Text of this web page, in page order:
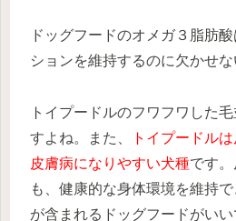
ドッグフードのオメガ３脂肪
ションを維持するのに欠かせな
トイプードルのフワフワした
すよね。また、
トイプードル
皮膚病になりやすい犬種です
も、健康的な身体環境を維持
が含まれるドッグフードがいい